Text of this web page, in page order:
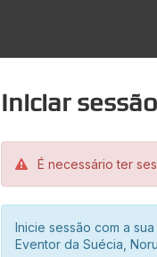
Iniciar sessão
É necessário ter
Inicie sessão com a
Eventor da Suécia,